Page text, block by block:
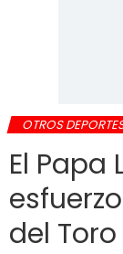
OTROS
El Papa
del